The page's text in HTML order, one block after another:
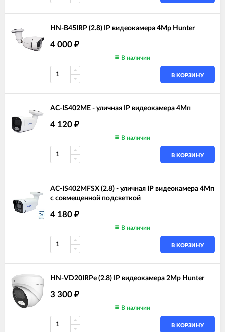
HN-B45IRP (2.8) IP видеокамера 4Mp Hunter
4 000 ₽
В наличии
В КОРЗИНУ
AC-IS402ME - уличная IP видеокамера 4Мп
4 120 ₽
В наличии
В КОРЗИНУ
AC-IS402MFSX (2.8) - уличная IP видеокамера 4Мп
с совмещенной подсветкой
4 180 ₽
В наличии
В КОРЗИНУ
HN-VD20IRPe (2.8) IP видеокамера 2Mp Hunter
3 300 ₽
В наличии
В КОРЗИНУ